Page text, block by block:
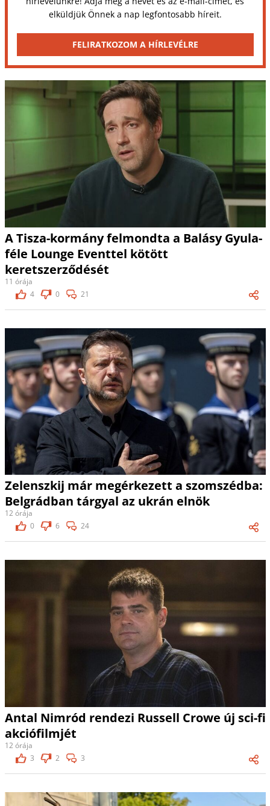
elküldjük Önnek a nap legfontosabb híreit.
FELIRATKOZOM A HÍRLEVÉLRE
A Tisza-kormány felmondta a Balásy Gyula-
féle Lounge Eventtel kötött
keretszerződését
11 órája
4
0 21
Zelenszkij már megérkezett a szomszédba:
Belgrádban tárgyal az ukrán elnök
12 órája
0
6 24
Antal Nimród rendezi Russell Crowe új sci-fi
akciófilmjét
12 órája
3
2 3